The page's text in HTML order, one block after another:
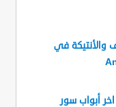
والأنتيكة في
أبواب سور